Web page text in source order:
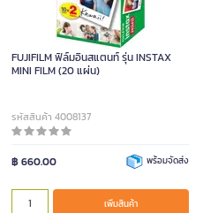
FUJIFILM ฟิล์มอินสแตนท์ รุ่น INSTAX
MINI FILM (20 แผ่น)
รหัสสินค้า 4008137
฿ 660.00 พร้อมจัดส่ง
เพิ่มสินค้า